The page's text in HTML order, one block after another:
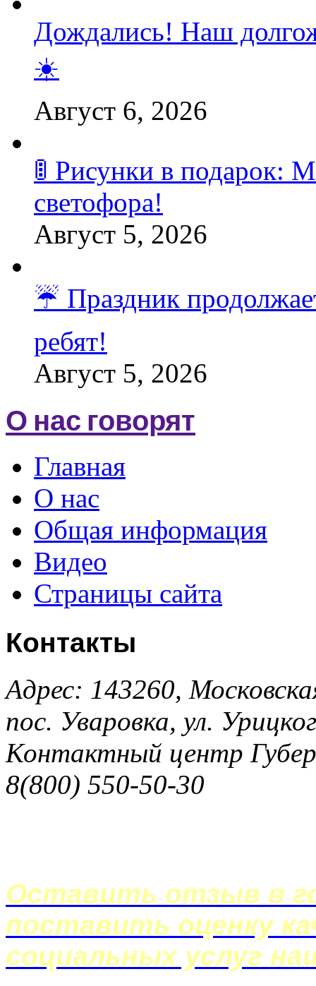
Дождались! Наш
☀️
Август 6, 2026
🚦 Рисунки в подарок:
светофора!
Август 5, 2026
☔️ Праздник
ребят!
Август 5, 2026
О нас говорят
Главная
О нас
Общая информация
Видео
Страницы сайта
Контакты
Адрес: 143260,
пос. Уваровка, ул.
Контактный центр
8(800) 550-50-30
Оставить отзыв в
поставить оценку
социальных услуг